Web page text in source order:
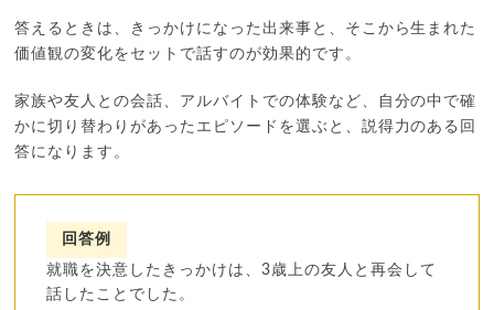
答えるときは、きっかけになった出来事と、そこから生まれた
価値観の変化をセットで話すのが効果的です。
家族や友人との会話、アルバイトでの体験など、自分の中で確
かに切り替わりがあったエピソードを選ぶと、説得力のある回
答になります。
回答例
就職を決意したきっかけは、3歳上の友人と再会して
話したことでした。